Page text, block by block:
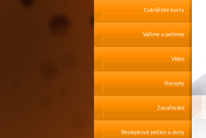
Cukrářské kurzy
Vaříme a pečeme
Video
Recepty
Zavařování
Bezlepkové pečivo a dorty